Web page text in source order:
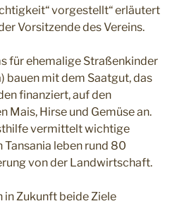
vorgestellt“ erläutert
Vorsitzende des Vereins.
für ehemalige Straßenkinder
bauen mit dem Saatgut, das
finanziert, auf den
Mais, Hirse und Gemüse an.
vermittelt wichtige
Tansania leben rund 80
von der Landwirtschaft.
in Zukunft beide Ziele